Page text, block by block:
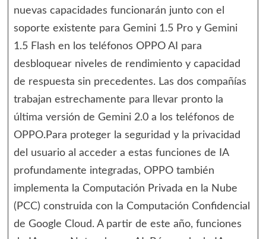
nuevas capacidades funcionarán junto con el
soporte existente para Gemini 1.5 Pro y Gemini
1.5 Flash en los teléfonos OPPO AI para
desbloquear niveles de rendimiento y capacidad
de respuesta sin precedentes. Las dos compañías
trabajan estrechamente para llevar pronto la
última versión de Gemini 2.0 a los teléfonos de
OPPO.Para proteger la seguridad y la privacidad
del usuario al acceder a estas funciones de IA
profundamente integradas, OPPO también
implementa la Computación Privada en la Nube
(PCC) construida con la Computación Confidencial
de Google Cloud. A partir de este año, funciones